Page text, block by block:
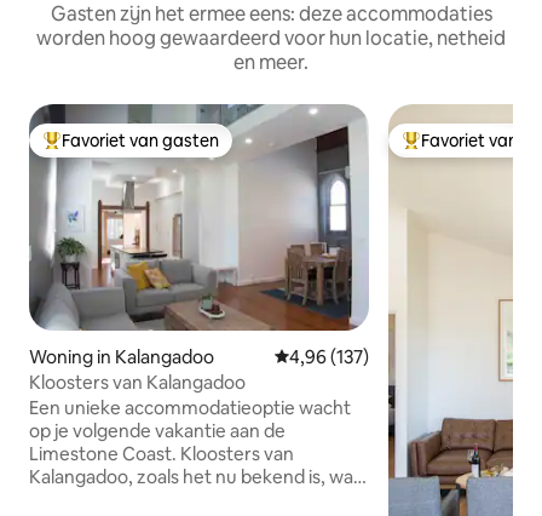
Gasten zijn het ermee eens: deze accommodaties
worden hoog gewaardeerd voor hun locatie, netheid
en meer.
Topfavoriet van gasten
Favoriet van gasten
Woning in Kalangadoo Gemiddelde beoordeling van
4,96 (137)
Kloosters van Kalangadoo
Een unieke accommodatieoptie wacht
op je volgende vakantie aan de
Limestone Coast. Kloosters van
Kalangadoo, zoals het nu bekend is, was
Topfavoriet van
Favoriet van